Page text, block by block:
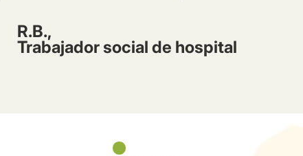
R.B.,
Trabajador social de hospital